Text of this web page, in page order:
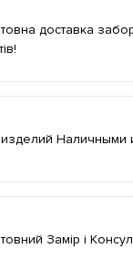
доставка
Наличными
Замір і